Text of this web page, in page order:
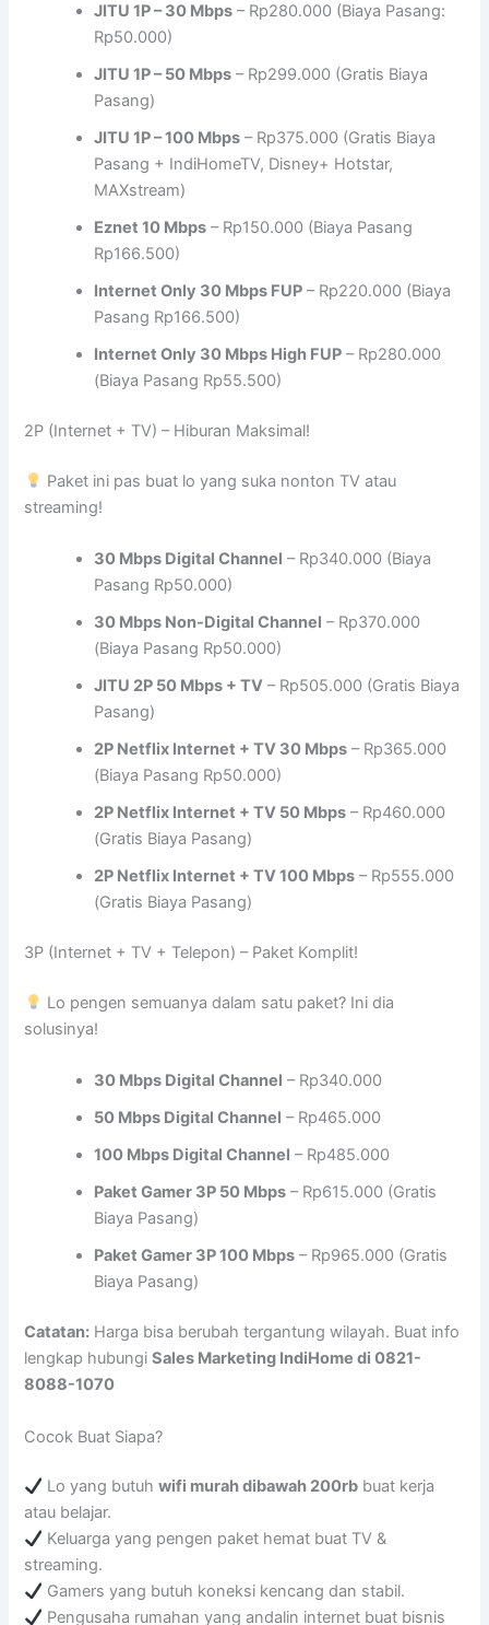
JITU 1P – 30 Mbps – Rp280.000 (Biaya Pasang:
Rp50.000)
JITU 1P – 50 Mbps – Rp299.000 (Gratis Biaya
Pasang)
JITU 1P – 100 Mbps – Rp375.000 (Gratis Biaya
Pasang + IndiHomeTV, Disney+ Hotstar,
MAXstream)
Eznet 10 Mbps – Rp150.000 (Biaya Pasang
Rp166.500)
Internet Only 30 Mbps FUP – Rp220.000 (Biaya
Pasang Rp166.500)
Internet Only 30 Mbps High FUP – Rp280.000
(Biaya Pasang Rp55.500)
2P (Internet + TV) – Hiburan Maksimal!
Paket ini pas buat lo yang suka nonton TV atau
streaming!
30 Mbps Digital Channel – Rp340.000 (Biaya
Pasang Rp50.000)
30 Mbps Non-Digital Channel – Rp370.000
(Biaya Pasang Rp50.000)
JITU 2P 50 Mbps + TV – Rp505.000 (Gratis Biaya
Pasang)
2P Netflix Internet + TV 30 Mbps – Rp365.000
(Biaya Pasang Rp50.000)
2P Netflix Internet + TV 50 Mbps – Rp460.000
(Gratis Biaya Pasang)
2P Netflix Internet + TV 100 Mbps – Rp555.000
(Gratis Biaya Pasang)
3P (Internet + TV + Telepon) – Paket Komplit!
Lo pengen semuanya dalam satu paket? Ini dia
solusinya!
30 Mbps Digital Channel – Rp340.000
50 Mbps Digital Channel – Rp465.000
100 Mbps Digital Channel – Rp485.000
Paket Gamer 3P 50 Mbps – Rp615.000 (Gratis
Biaya Pasang)
Paket Gamer 3P 100 Mbps – Rp965.000 (Gratis
Biaya Pasang)
Catatan: Harga bisa berubah tergantung wilayah. Buat info
lengkap hubungiSales Marketing IndiHome di 0821-
8088-1070
Cocok Buat Siapa?
Lo yang butuhwifi murah dibawah 200rb buat kerja
atau belajar.
Keluarga yang pengen paket hemat buat TV &
streaming.
Gamers yang butuh koneksi kencang dan stabil.
Pengusaha rumahan yang andalin internet buat bisnis